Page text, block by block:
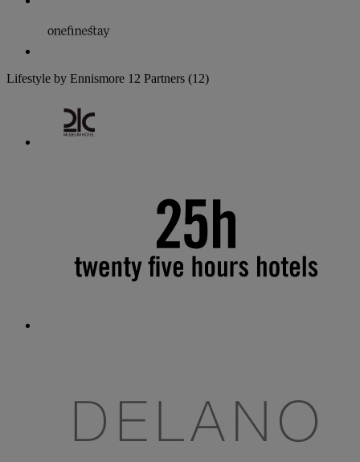
Lifestyle by Ennismore 12 Partners (12)